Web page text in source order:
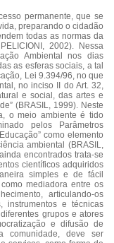
permanente, que se
preparando o cidadão
todas as normas da
2002). Nessa
Ambiental nos dias
as esferas sociais, a tal
Lei 9.394/96, no que
no inciso II do Art. 32,
e social, das artes e
(BRASIL, 1999). Neste
o meio ambiente é tido
pelos Parâmetros
como elemento
ambiental (BRASIL,
encontrados trata-se
científicos adquiridos
simples e de fácil
mediadora entre os
articulando-os
instrumentos e técnicas
grupos e atores
e difusão de
comunidade, deve ser